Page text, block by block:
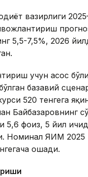
вазирлиги
5,5-7,5%, 2026
учун асос
базавий
520 тенгега
Байбазаровнинг
5,6 фоиз, 5 йил
Номинал ЯИМ 2025
ошади.